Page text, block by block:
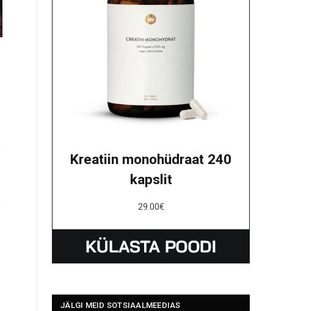
Kreatiin monohüdraat 240
kapslit
29.00€
JÄLGI MEID SOTSIAALMEEDIAS